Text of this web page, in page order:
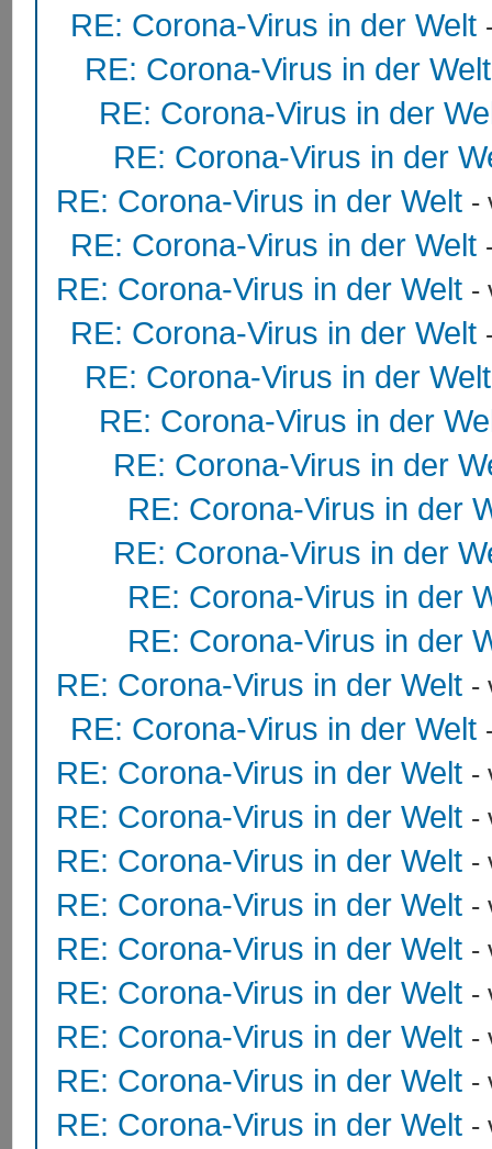
RE: Corona-Virus in der Welt
RE: Corona-Virus in der Welt
RE: Corona-Virus in der
RE: Corona-Virus in der
RE: Corona-Virus in der Welt -
RE: Corona-Virus in der Welt
RE: Corona-Virus in der Welt -
RE: Corona-Virus in der Welt
RE: Corona-Virus in der Welt
RE: Corona-Virus in der
RE: Corona-Virus in der
RE: Corona-Virus in der
RE: Corona-Virus in der
RE: Corona-Virus in der
RE: Corona-Virus in der
RE: Corona-Virus in der Welt -
RE: Corona-Virus in der Welt
RE: Corona-Virus in der Welt -
RE: Corona-Virus in der Welt -
RE: Corona-Virus in der Welt -
RE: Corona-Virus in der Welt -
RE: Corona-Virus in der Welt -
RE: Corona-Virus in der Welt -
RE: Corona-Virus in der Welt -
RE: Corona-Virus in der Welt -
RE: Corona-Virus in der Welt -